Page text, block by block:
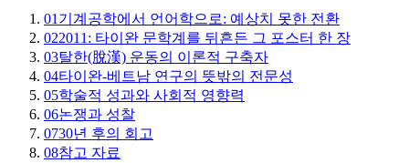
01 기계공학에서 언어학으로: 예상치 못한 전환
022011: 타이완 문학계를 뒤흔든 그 포스터 한 장
03탈한(脫漢) 운동의 이론적 구축자
04타이완-베트남 연구의 뜻밖의 전문성
05학술적 성과와 사회적 영향력
06논쟁과 성찰
0730년 후의 회고
08참고 자료